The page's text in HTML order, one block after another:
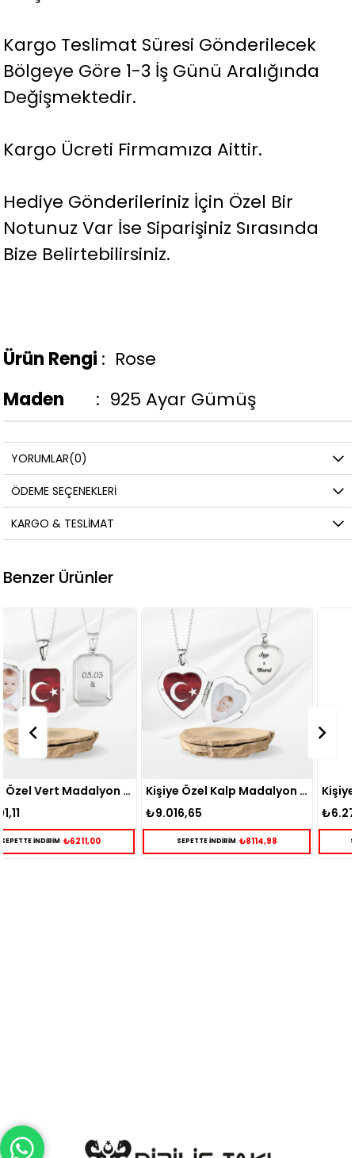
Kargo Teslimat Süresi Gönderilecek
Bölgeye Göre 1-3 İş Günü Aralığında
Değişmektedir.
Kargo Ücreti Firmamıza Aittir.
Hediye Gönderileriniz İçin Özel Bir
Notunuz Var İse Siparişiniz Sırasında
Bize Belirtebilirsiniz.
Ürün Rengi : Rose
Maden : 925 Ayar Gümüş
YORUMLAR(0)
ÖDEME SEÇENEKLERI
KARGO & TESLIMAT
Benzer Ürünler
Kişiye Özel Kalp Madalyon Gümüş Kolye
SEPETTE İNDİRİM
Kişiye Özel Gümüş Madalyon Kolye
₺6.277,52
SEPETTE İNDİRİM